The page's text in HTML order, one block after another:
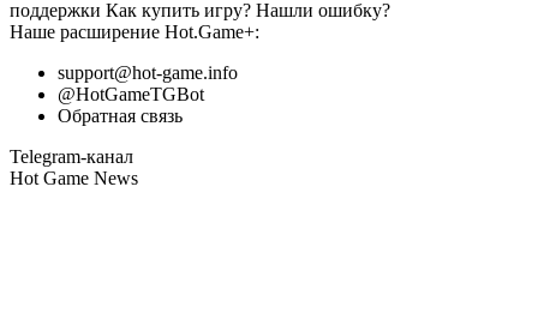
поддержки Как купить игру? Нашли ошибку?
Наше расширение Hot.Game+:
support@hot-game.info
@HotGameTGBot
Обратная связь
Telegram-канал
Hot Game News